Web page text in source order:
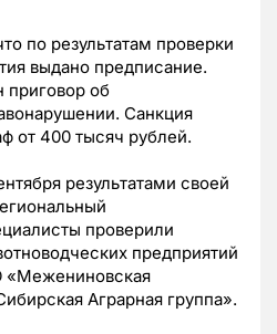
по результатам проверки
выдано предписание.
приговор об
Санкция
от 400 тысяч рублей.
результатами своей
проверили
предприятий
«Межениновская
Аграрная группа».